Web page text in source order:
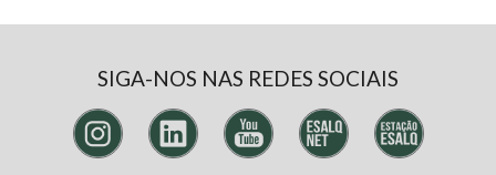
SIGA-NOS NAS REDES SOCIAIS